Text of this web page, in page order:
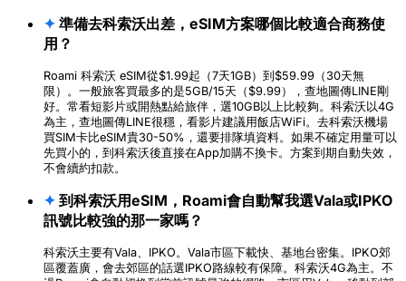
✦ 準備去科索沃出差，eSIM方案哪個比較適合商務使
用？
Roami 科索沃 eSIM從$1.99起（7天1GB）到$59.99（30天無
限）。一般旅客買最多的是5GB/15天（$9.99），查地圖傳LINE剛
好。常看短影片或開熱點給旅伴，選10GB以上比較夠。科索沃以4G
為主，查地圖傳LINE很穩，看影片建議用飯店WiFi。去科索沃機場
買SIM卡比eSIM貴30-50%，還要排隊填資料。如果不確定用量可以
先買小的，到科索沃後直接在App加購不換卡。方案到期自動失效，
不會續約扣款。
✦ 到科索沃用eSIM，Roami會自動幫我選Vala或IPKO
訊號比較強的那一家嗎？
科索沃主要有Vala、IPKO。Vala市區下載快、基地台密集。IPKO郊
區覆蓋廣，會去郊區的話選IPKO路線較有保障。科索沃4G為主。不